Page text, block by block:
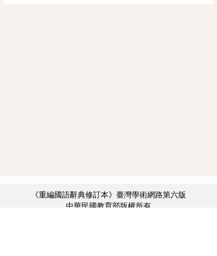
《重編國語辭典修訂本》臺灣學術網路第六版
中華民國教育部版權所有